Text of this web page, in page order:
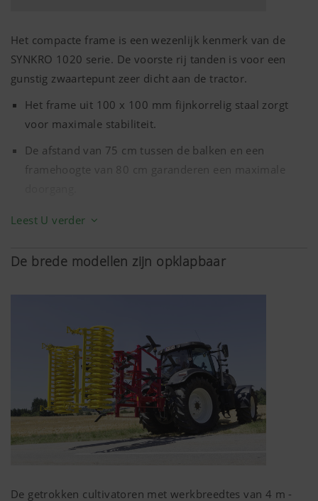
Het compacte frame is een wezenlijk kenmerk van de
SYNKRO 1020 serie. De voorste rij tanden is voor een
gunstig zwaartepunt zeer dicht aan de tractor.
Het frame uit 100 x 100 mm fijnkorrelig staal zorgt
voor maximale stabiliteit.
De afstand van 75 cm tussen de balken en een
framehoogte van
80 cm garanderen een maximale
Schuin staande dragers brengen de trekkracht over op
Leest U verder
De brede modellen zijn opklapbaar
De getrokken cultivatoren met werkbreedtes van 4 m -